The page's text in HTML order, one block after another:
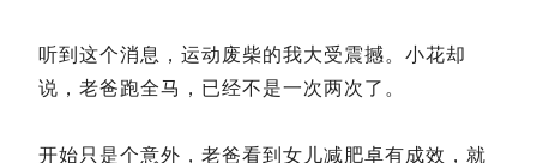
听到这个消息，运动废柴的我大受震撼。小花却
说，老爸跑全马，已经不是一次两次了。
开始只是个意外，老爸看到女儿减肥卓有成效，就